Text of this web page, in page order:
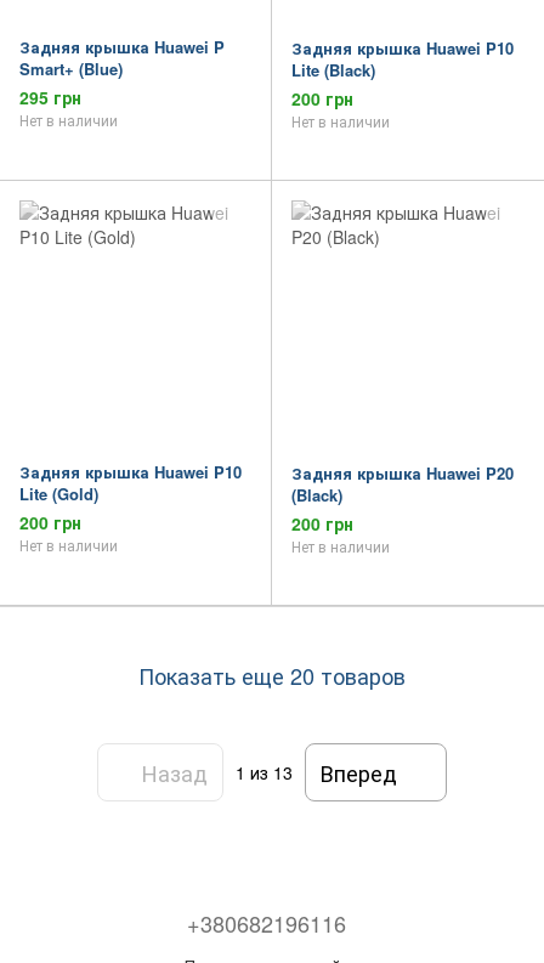
Задняя крышка Huawei P
Smart+ (Blue)
295 грн
Нет в наличии
Задняя крышка Huawei P10
Lite (Black)
200 грн
Нет в наличии
Задняя крышка Huawei P10
Lite (Gold)
200 грн
Нет в наличии
Задняя крышка Huawei P20
(Black)
200 грн
Нет в наличии
Показать еще 20 товаров
Назад 1 из 13 Вперед
+380682196116